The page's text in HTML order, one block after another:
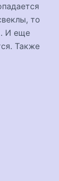
то
И еще
Также